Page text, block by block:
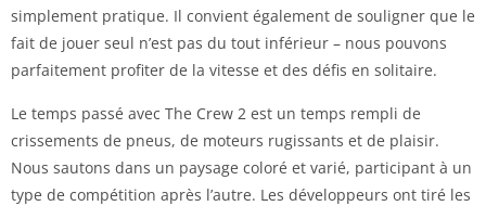
simplement pratique. Il convient également de souligner que le
fait de jouer seul n’est pas du tout inférieur – nous pouvons
parfaitement profiter de la vitesse et des défis en solitaire.
Le temps passé avec The Crew 2 est un temps rempli de
crissements de pneus, de moteurs rugissants et de plaisir.
Nous sautons dans un paysage coloré et varié, participant à un
type de compétition après l’autre. Les développeurs ont tiré les